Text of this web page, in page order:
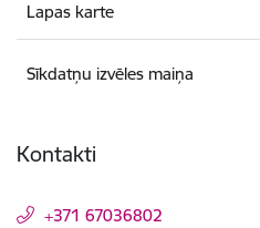
Lapas karte
Sīkdatņu izvēles maiņa
Kontakti
+371 67036802